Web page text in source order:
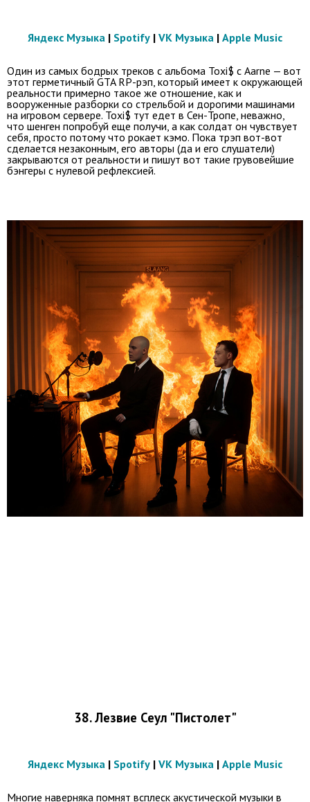
Яндекс Музыка | Spotify | VK Музыка | Apple Music
Один из самых бодрых треков с альбома Toxi$ с Aarne — вот
этот герметичный GTA RP-рэп, который имеет к окружающей
реальности примерно такое же отношение, как и
вооруженные разборки со стрельбой и дорогими машинами
на игровом сервере. Toxi$ тут едет в Сен-Тропе, неважно,
что шенген попробуй еще получи, а как солдат он чувствует
себя, просто потому что рокает кэмо. Пока трэп вот-вот
сделается незаконным, его авторы (да и его слушатели)
закрываются от реальности и пишут вот такие грувовейшие
бэнгеры с нулевой рефлексией.
38. Лезвие Сеул "Пистолет"
Яндекс Музыка | Spotify | VK Музыка | Apple Music
Многие наверняка помнят всплеск акустической музыки в